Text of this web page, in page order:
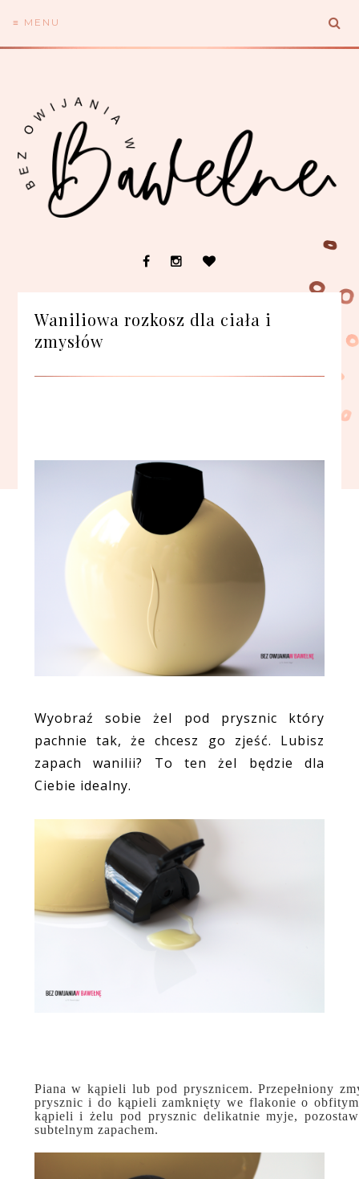
≡ MENU
Waniliowa rozkosz dla ciała i
zmysłów
Wyobraź sobie żel pod prysznic który
pachnie tak, że chcesz go zjeść. Lubisz
zapach wanilii? To ten żel będzie dla
Ciebie idealny.
Piana w kąpieli lub pod prysznicem. Przepełniony
prysznic i do kąpieli zamknięty we flakonie o obfitym
kąpieli i żelu pod prysznic delikatnie myje,
subtelnym zapachem.